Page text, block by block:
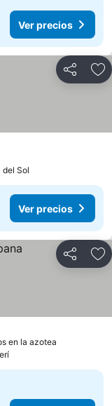
Ver precios
Compartir
del Sol
Ver precios
Compartir
en la azotea